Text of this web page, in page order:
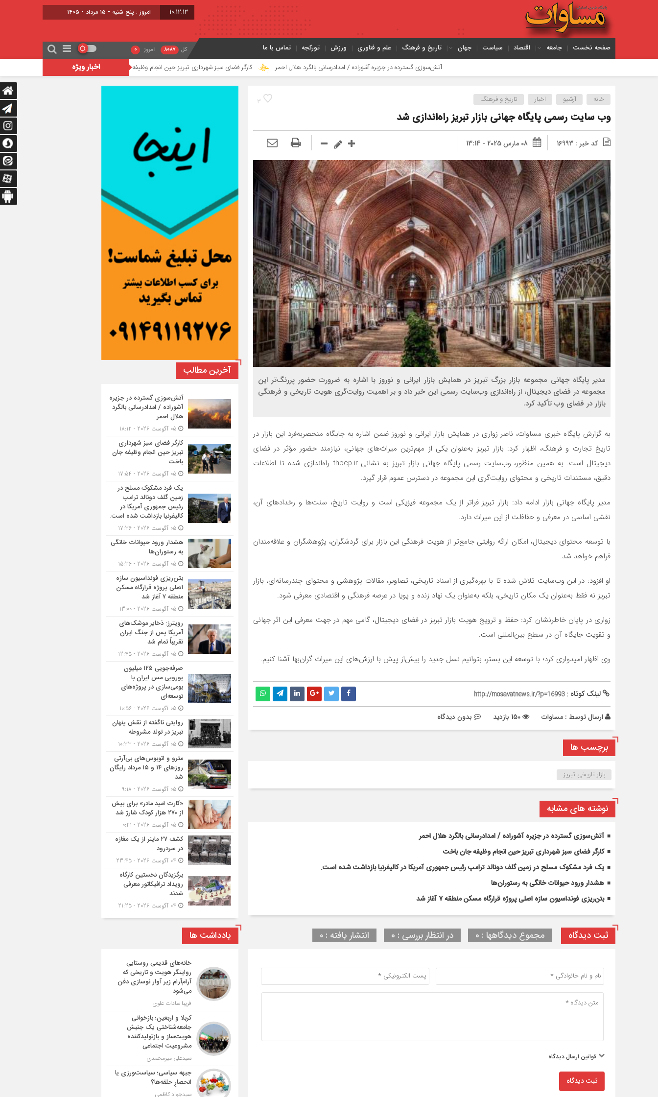
10:12:14 امروز : پنج شنبه - ۱۵ مرداد - ۱۴۰۵
صفحه نخست جامعه اقتصاد سیاست جهان تاریخ و فرهنگ علم و فناوری ورزش تورکجه تماس با ما کل 8087 امروز 0
اخبار ویژه آتش‌سوزی گسترده در جزیره آشوراده / امدادرسانی بالگرد هلال احمر کارگر فضای سبز شهرداری تبریز حین انجام وظیفه جان باخت یک فرد مشکوک مسلح در زمین گلف دونالد
3 خانه آرشیو اخبار تاریخ و فرهنگ
وب‌ سایت رسمی پایگاه جهانی بازار تبریز راه‌اندازی شد
کد خبر : 16993 08 مارس 2025 - 13:14
مدیر پایگاه جهانی مجموعه بازار بزرگ تبریز در همایش بازار ایرانی و نوروز با اشاره به ضرورت حضور پررنگ‌تر این
مجموعه در فضای دیجیتال، از راه‌اندازی وب‌سایت رسمی این خبر داد و بر اهمیت روایت‌گری هویت تاریخی و فرهنگی
بازار در فضای وب تأکید کرد.
به گزارش پایگاه خبری مساوات، ناصر زواری در همایش بازار ایرانی و نوروز ضمن اشاره به جایگاه منحصربه‌فرد این بازار در
تاریخ تجارت و فرهنگ، اظهار کرد: بازار تبریز به‌عنوان یکی از مهم‌ترین میراث‌های جهانی، نیازمند حضور مؤثر در فضای
دیجیتال است. به همین منظور، وب‌سایت رسمی پایگاه جهانی بازار تبریز به نشانی thbcp.ir راه‌اندازی شده تا اطلاعات
دقیق، مستندات تاریخی و محتوای روایت‌گری این مجموعه در دسترس عموم قرار گیرد.
مدیر پایگاه جهانی بازار ادامه داد: بازار تبریز فراتر از یک مجموعه فیزیکی است و روایت تاریخ، سنت‌ها و رخدادهای آن،
نقشی اساسی در معرفی و حفاظت از این میراث دارد.
با توسعه محتوای دیجیتال، امکان ارائه روایتی جامع‌تر از هویت فرهنگی این بازار برای گردشگران، پژوهشگران و علاقه‌مندان
فراهم خواهد شد.
او افزود: در این وب‌سایت تلاش شده تا با بهره‌گیری از اسناد تاریخی، تصاویر، مقالات پژوهشی و محتوای چندرسانه‌ای، بازار
تبریز نه فقط به‌عنوان یک مکان تاریخی، بلکه به‌عنوان یک نهاد زنده و پویا در عرصه فرهنگی و اقتصادی معرفی شود.
زواری در پایان خاطرنشان کرد: حفظ و ترویج هویت بازار تبریز در فضای دیجیتال، گامی مهم در جهت معرفی این اثر جهانی
و تقویت جایگاه آن در سطح بین‌المللی است.
وی اظهار امیدواری کرد؛ با توسعه این بستر، بتوانیم نسل جدید را بیش‌از پیش با ارزش‌های این میراث گران‌بها آشنا کنیم.
لینک کوتاه :http://mosavatnews.ir/?p=16993
ارسال توسط : مساوات بدون دیدگاه
برچسب ها
بازار تاریخی تبریز
نوشته های مشابه
آتش‌سوزی گسترده در جزیره آشوراده / امدادرسانی بالگرد هلال احمر
کارگر فضای سبز شهرداری تبریز حین انجام وظیفه جان باخت
یک فرد مشکوک مسلح در زمین گلف دونالد ترامپ رئیس جمهوری آمریکا در کالیفرنیا بازداشت شده است.
هشدار ورود حیوانات خانگی به رستوران‌ها
بتن‌ریزی فونداسیون سازه اصلی پروژه قرارگاه مسکن منطقه ۷ آغاز شد
ثبت دیدگاه مجموع دیدگاهها : 0 در انتظار بررسی : 0 انتشار یافته : ۰
قوانین ارسال دیدگاه
ثبت دیدگاه
آخرین مطالب
آتش‌سوزی گسترده در جزیره
آشوراده / امدادرسانی بالگرد
هلال احمر
کارگر فضای سبز شهرداری
تبریز حین انجام وظیفه جان
باخت
یک فرد مشکوک مسلح در
زمین گلف دونالد ترامپ
رئیس جمهوری آمریکا در
کالیفرنیا بازداشت شده است.
هشدار ورود حیوانات خانگی
به رستوران‌ها
بتن‌ریزی فونداسیون سازه
اصلی پروژه قرارگاه مسکن
منطقه ۷ آغاز شد
رویترز: ذخایر موشک‌های
آمریکا پس از جنگ ایران
تقریباً تمام شد
صرفه‌جویی ۱۲۵ میلیون
یورویی مس ایران با
بومی‌سازی در پروژه‌های
توسعه‌ای
روایتی ناگفته از نقش پنهان
تبریز در تولد مشروطه
مترو و اتوبوس‌های بی‌آرتی
روزهای ۱۴ و ۱۵ مرداد رایگان
شد
«کارت امید مادر» برای بیش
از ۲۷۰ هزار کودک شارژ شد
کشف ۲۷ ماینر از یک مغازه
در سردرود
برگزیدگان نخستین کارگاه
رویداد ترافیکاتور معرفی
شدند
یادداشت ها
خانه‌های قدیمی روستایی
روایتگر هویت و تاریخی که
آرام‌آرام زیر آوار نوسازی دفن
می‌شود
فریبا سادات علوی
کربلا و اربعین؛ بازخوانی
جامعه‌شناختی یک جنبش
هویت‌ساز و بازتولیدکننده
مشروعیت اجتماعی
سیدعلی میرمحمدی
جبهه سیاسی؛ سیاست‌ورزی یا
انحصارِ حلقه‌ها؟
سیدجواد کاظمی